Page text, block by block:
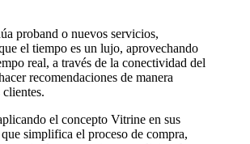
proband o nuevos servicios,
el tiempo es un lujo, aprovechando
real, a través de la conectividad del
recomendaciones de manera
el concepto Vitrine en sus
simplifica el proceso de compra,